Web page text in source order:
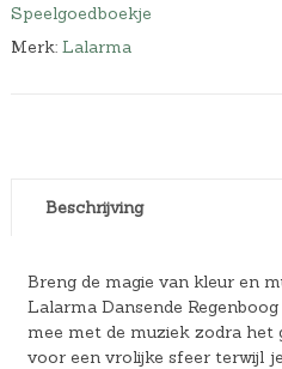
Speelgoedboekje
Merk: Lalarma
Beschrijving
Breng de magie van kleur en
Lalarma Dansende
mee met de muziek zodra het
voor een vrolijke sfeer terwijl